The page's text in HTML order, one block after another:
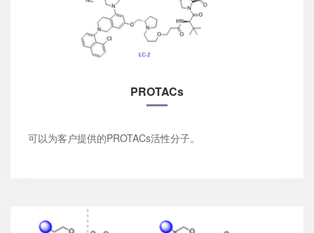
PROTACs
可以为客户提供的PROTACs活性分子。